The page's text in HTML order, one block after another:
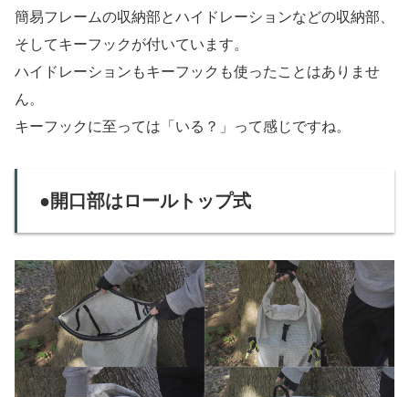
簡易フレームの収納部とハイドレーションなどの収納部、
そしてキーフックが付いています。
ハイドレーションもキーフックも使ったことはありませ
ん。
キーフックに至っては「いる？」って感じですね。
●開口部はロールトップ式